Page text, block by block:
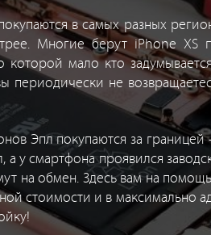
в самых разных
Многие берут iPhone XS
которой мало кто
не
Эпл покупаются за
у смартфона проявился
на обмен. Здесь вам на
стоимости и в максимально